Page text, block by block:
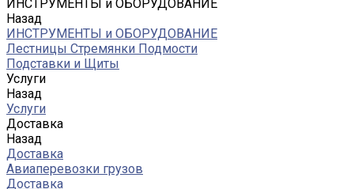
ИНСТРУМЕНТЫ и ОБОРУДОВАНИЕ
Назад
ИНСТРУМЕНТЫ и ОБОРУДОВАНИЕ
Лестницы Стремянки Подмости
Подставки и Щиты
Услуги
Назад
Услуги
Доставка
Назад
Доставка
Авиаперевозки грузов
Доставка